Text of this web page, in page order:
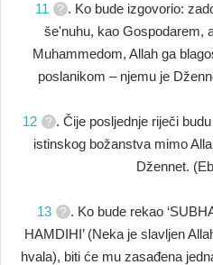
11
. Ko bude izgovorio:
še'nuhu, kao Gospodarem,
Muhammedom, Allah ga
poslanikom – njemu je
12
. Čije posljednje riječi
istinskog božanstva mimo
Džennet.
13
. Ko bude rekao
HAMDIHI’ (Neka je slavljen
hvala), biti će mu zasađena